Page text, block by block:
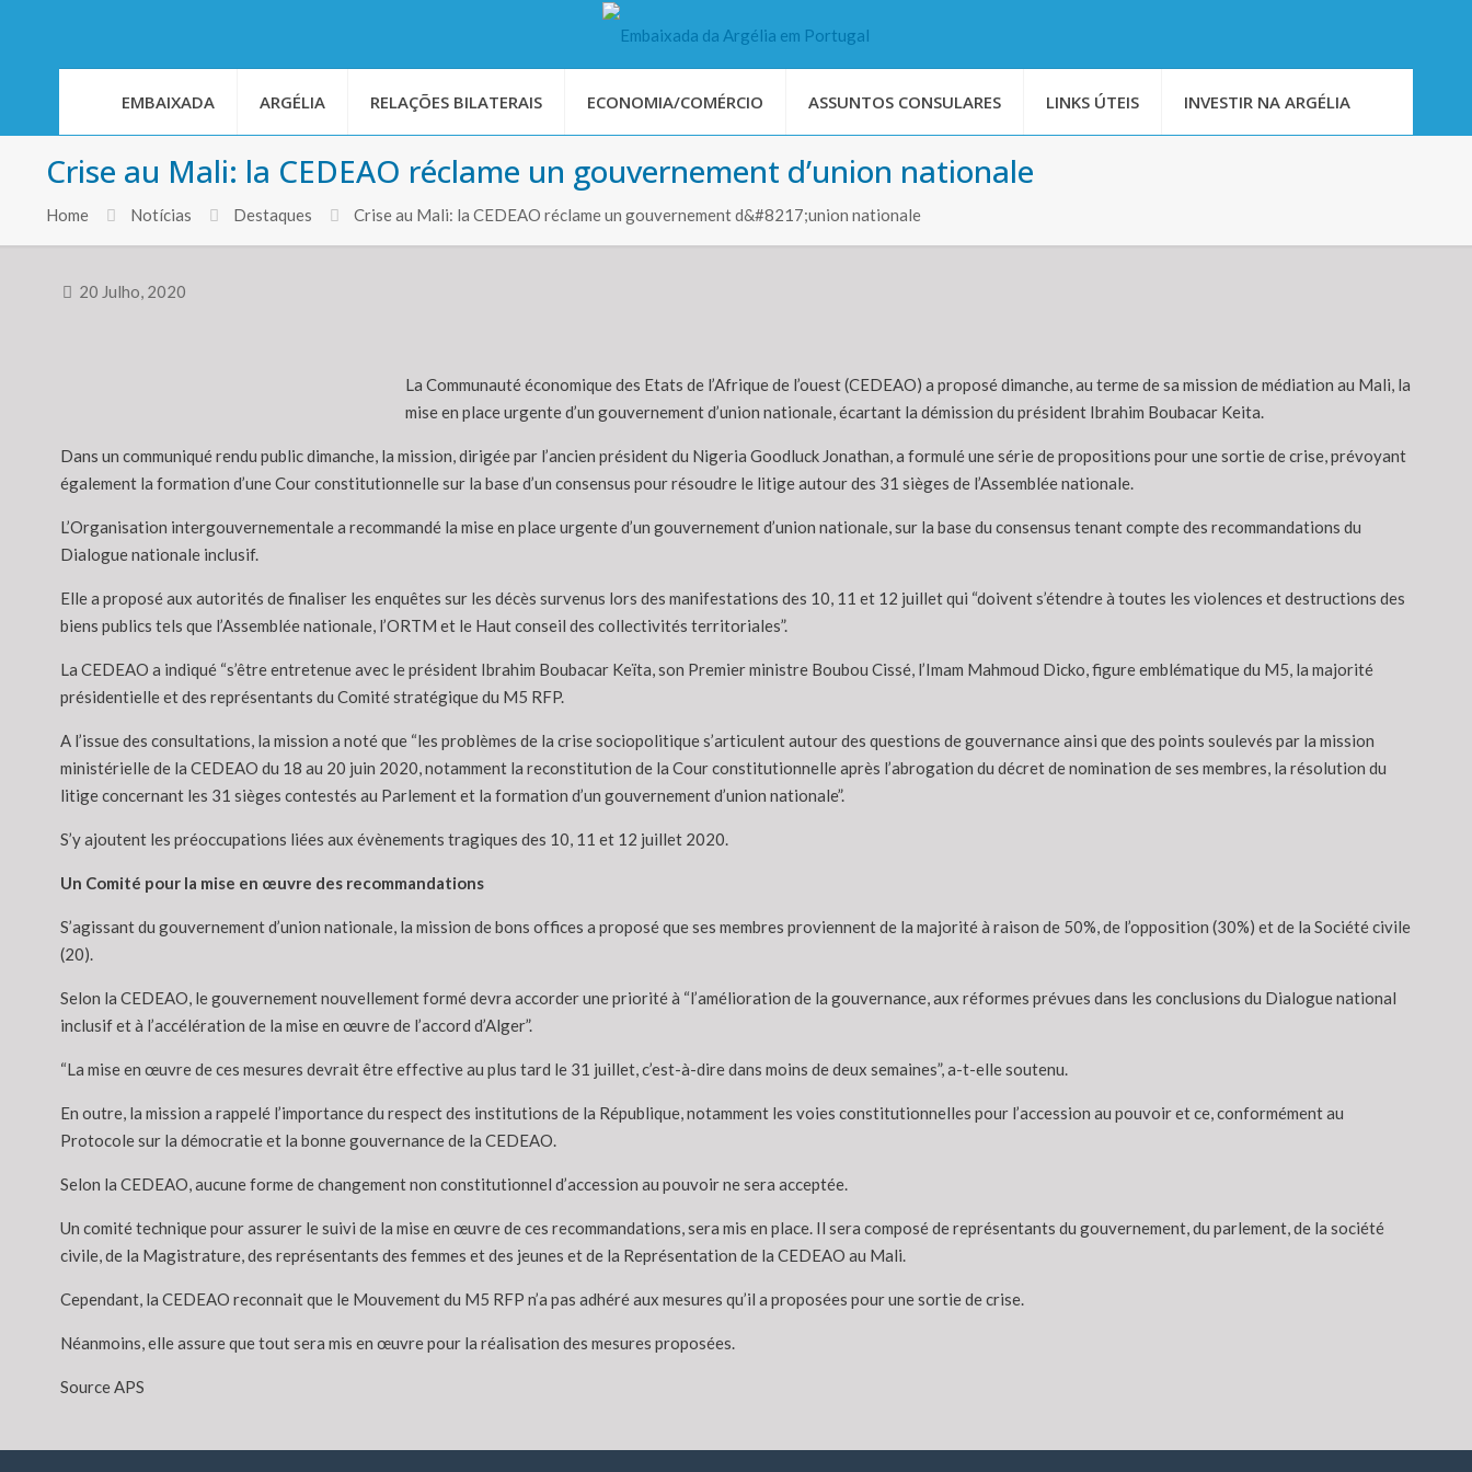
EMBAIXADA ARGÉLIA RELAÇÕES BILATERAIS ECONOMIA/COMÉRCIO ASSUNTOS CONSULARES LINKS ÚTEIS INVESTIR NA ARGÉLIA
Crise au Mali: la CEDEAO réclame un gouvernement d’union nationale
Home Notícias Destaques Crise au Mali: la CEDEAO réclame un gouvernement d&#8217;union nationale
20 Julho, 2020
La Communauté économique des Etats de l’Afrique de l’ouest (CEDEAO) a proposé dimanche, au terme de sa mission de médiation au Mali, la
mise en place urgente d’un gouvernement d’union nationale, écartant la démission du président Ibrahim Boubacar Keita.
Dans un communiqué rendu public dimanche, la mission, dirigée par l’ancien président du Nigeria Goodluck Jonathan, a formulé une série de propositions pour une sortie de crise, prévoyant
également la formation d’une Cour constitutionnelle sur la base d’un consensus pour résoudre le litige autour des 31 sièges de l’Assemblée nationale.
L’Organisation intergouvernementale a recommandé la mise en place urgente d’un gouvernement d’union nationale, sur la base du consensus tenant compte des recommandations du
Dialogue nationale inclusif.
Elle a proposé aux autorités de finaliser les enquêtes sur les décès survenus lors des manifestations des 10, 11 et 12 juillet qui “doivent s’étendre à toutes les violences et destructions des
biens publics tels que l’Assemblée nationale, l’ORTM et le Haut conseil des collectivités territoriales”.
La CEDEAO a indiqué “s’être entretenue avec le président Ibrahim Boubacar Keïta, son Premier ministre Boubou Cissé, l’Imam Mahmoud Dicko, figure emblématique du M5, la majorité
présidentielle et des représentants du Comité stratégique du M5 RFP.
A l’issue des consultations, la mission a noté que “les problèmes de la crise sociopolitique s’articulent autour des questions de gouvernance ainsi que des points soulevés par la mission
ministérielle de la CEDEAO du 18 au 20 juin 2020, notamment la reconstitution de la Cour constitutionnelle après l’abrogation du décret de nomination de ses membres, la résolution du
litige concernant les 31 sièges contestés au Parlement et la formation d’un gouvernement d’union nationale”.
S’y ajoutent les préoccupations liées aux évènements tragiques des 10, 11 et 12 juillet 2020.
Un Comité pour la mise en œuvre des recommandations
S’agissant du gouvernement d’union nationale, la mission de bons offices a proposé que ses membres proviennent de la majorité à raison de 50%, de l’opposition (30%) et de la Société civile
(20).
Selon la CEDEAO, le gouvernement nouvellement formé devra accorder une priorité à “l’amélioration de la gouvernance, aux réformes prévues dans les conclusions du Dialogue national
inclusif et à l’accélération de la mise en œuvre de l’accord d’Alger”.
“La mise en œuvre de ces mesures devrait être effective au plus tard le 31 juillet, c’est-à-dire dans moins de deux semaines”, a-t-elle soutenu.
En outre, la mission a rappelé l’importance du respect des institutions de la République, notamment les voies constitutionnelles pour l’accession au pouvoir et ce, conformément au
Protocole sur la démocratie et la bonne gouvernance de la CEDEAO.
Selon la CEDEAO, aucune forme de changement non constitutionnel d’accession au pouvoir ne sera acceptée.
Un comité technique pour assurer le suivi de la mise en œuvre de ces recommandations, sera mis en place. Il sera composé de représentants du gouvernement, du parlement, de la société
civile, de la Magistrature, des représentants des femmes et des jeunes et de la Représentation de la CEDEAO au Mali.
Cependant, la CEDEAO reconnait que le Mouvement du M5 RFP n’a pas adhéré aux mesures qu’il a proposées pour une sortie de crise.
Néanmoins, elle assure que tout sera mis en œuvre pour la réalisation des mesures proposées.
Source APS